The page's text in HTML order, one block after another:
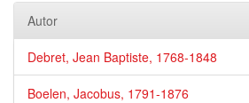
Autor
Debret, Jean Baptiste, 1768-1848
Boelen, Jacobus, 1791-1876